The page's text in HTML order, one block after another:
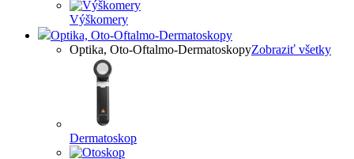
Výškomery
Optika, Oto-Oftalmo-Dermatoskopy
Optika, Oto-Oftalmo-DermatoskopyZobraziť všetky
Dermatoskop